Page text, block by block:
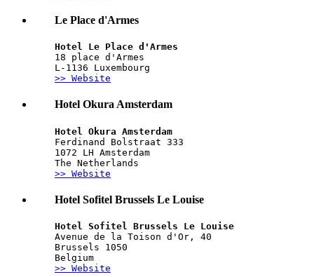
Le Place d'Armes
Hotel Le Place d'Armes
18 place d'Armes
L-1136 Luxembourg
>> Website
Hotel Okura Amsterdam
Hotel Okura Amsterdam
Ferdinand Bolstraat 333
1072 LH Amsterdam
The Netherlands
>> Website
Hotel Sofitel Brussels Le Louise
Hotel Sofitel Brussels Le Louise
Avenue de la Toison d'Or, 40
Brussels 1050
Belgium
>> Website